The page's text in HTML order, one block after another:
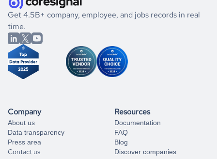
book a free consultation
the historical data, get to know the
Chad
International
Affairs
market better.
If you are unsure how to achieve your preferred results,
you can always
from our data experts.
Get 4.5B+ company, employee, and jobs records in real
time.
Company
About us
Data transparency
Press area
Contact us
Resources
Documentation
FAQ
Blog
Discover companies